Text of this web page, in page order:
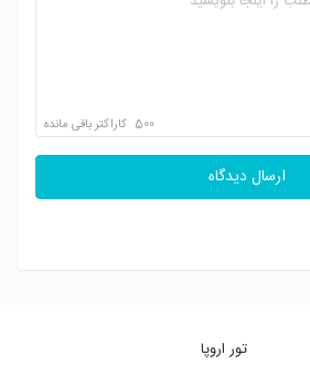
500 کاراکتر باقی مانده
ارسال دیدگاه
تور اروپا